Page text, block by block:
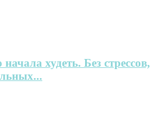
худеть. Без стрессов,